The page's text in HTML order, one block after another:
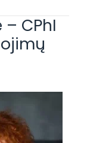
CPhI